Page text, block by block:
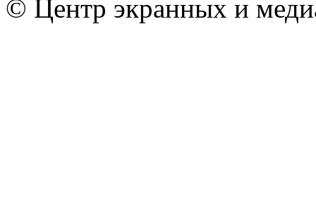
© Центр экранных и